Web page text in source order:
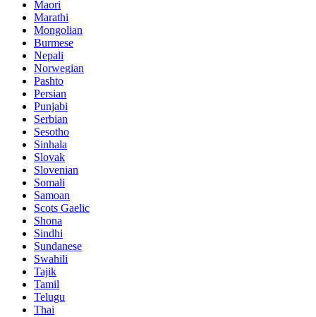
Maori
Marathi
Mongolian
Burmese
Nepali
Norwegian
Pashto
Persian
Punjabi
Serbian
Sesotho
Sinhala
Slovak
Slovenian
Somali
Samoan
Scots Gaelic
Shona
Sindhi
Sundanese
Swahili
Tajik
Tamil
Telugu
Thai